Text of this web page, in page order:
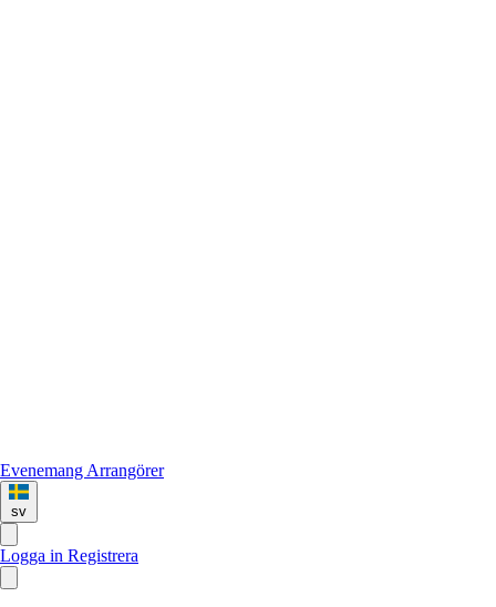
Evenemang Arrangörer
sv
Logga in Registrera